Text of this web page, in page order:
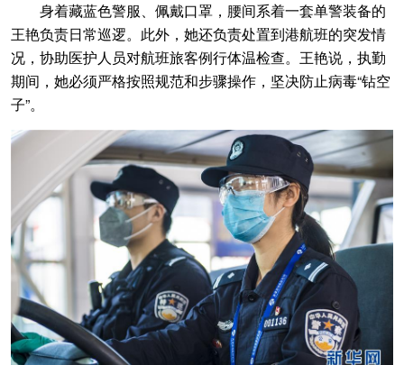
身着藏蓝色警服、佩戴口罩，腰间系着一套单警装备的
王艳负责日常巡逻。此外，她还负责处置到港航班的突发情
况，协助医护人员对航班旅客例行体温检查。王艳说，执勤
期间，她必须严格按照规范和步骤操作，坚决防止病毒“钻空
子”。